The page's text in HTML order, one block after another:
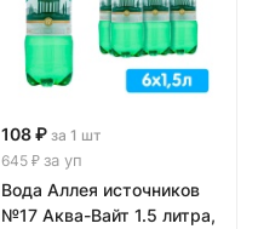
108 ₽ за 1 шт
645 ₽ за уп
Вода Аллея источников
№17 Аква-Вайт 1.5 литра,